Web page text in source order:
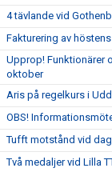
4 tävlande vid
Fakturering av
Upprop! Funktionärer
oktober
Aris på regelkurs i
OBS!
Tufft motstånd vid
Två medaljer vid Lilla